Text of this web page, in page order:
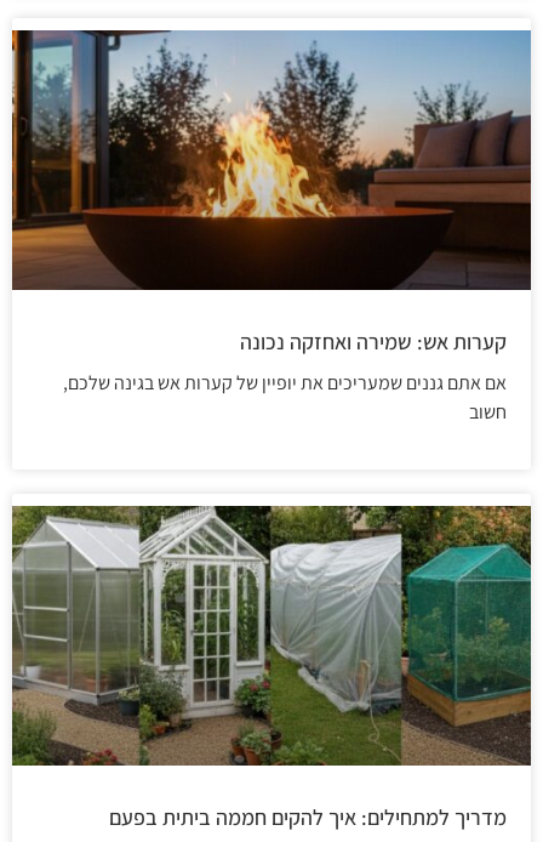
קערות אש: שמירה ואחזקה נכונה
אם אתם גננים שמעריכים את יופיין של קערות אש בגינה שלכם,
חשוב
מדריך למתחילים: איך להקים חממה ביתית בפעם